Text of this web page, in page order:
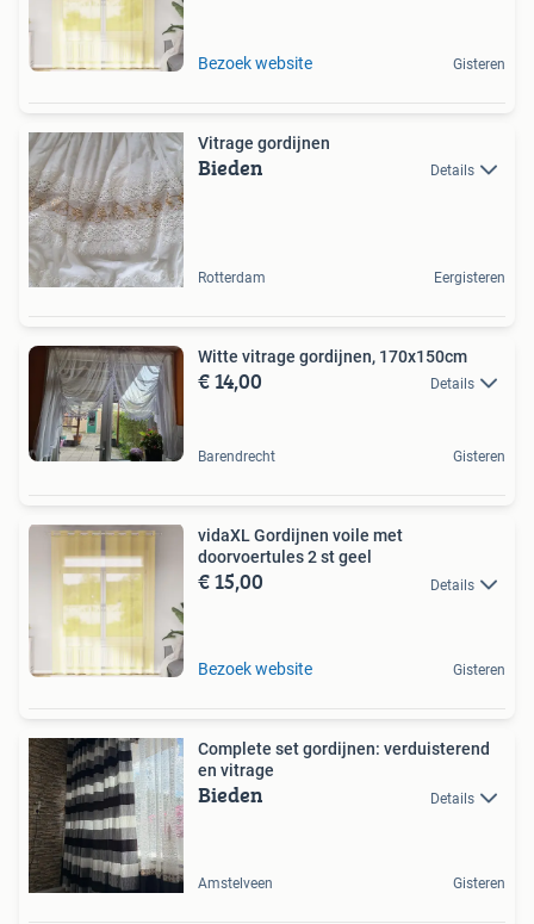
Bezoek website Gisteren
Vitrage gordijnen
Bieden Details
Rotterdam Eergisteren
Witte vitrage gordijnen, 170x150cm
€ 14,00 Details
Barendrecht Gisteren
vidaXL Gordijnen voile met
doorvoertules 2 st geel
€ 15,00 Details
Bezoek website Gisteren
Complete set gordijnen: verduisterend
en vitrage
Bieden Details
Amstelveen Gisteren